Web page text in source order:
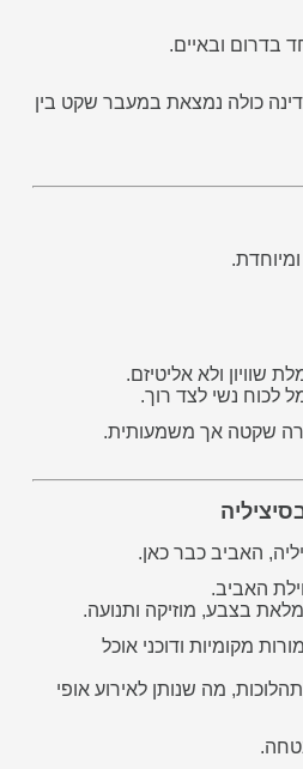
בדרום ובאיים.
כולה נמצאת במעבר שקט בין
שוויון ולא אליטיזם.
לכוח נשי לצד רוך.
שקטה אך משמעותית.
בצבע, מוזיקה ותנועה.
מקומיות ודוכני אוכל
מה שנותן לאירוע אופי